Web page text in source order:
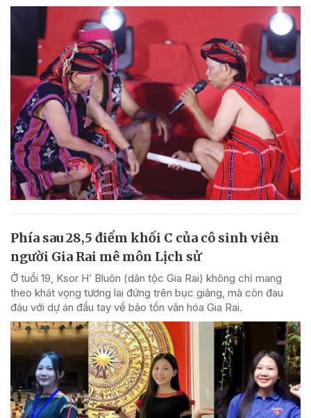
Phía sau 28,5 điểm khối C của cô sinh viên
người Gia Rai mê môn Lịch sử
Ở tuổi 19, Ksor H’ Bluôn (dân tộc Gia Rai) không chỉ mang
theo khát vọng tương lai đứng trên bục giảng, mà còn đau
đáu với dự án đầu tay về bảo tồn văn hóa Gia Rai.